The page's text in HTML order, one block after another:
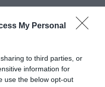
My Personal
to third parties, or
information for
use the below opt-out
για την Τέχνη και τον